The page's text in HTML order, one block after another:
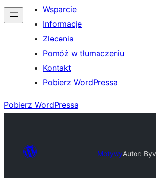
Wsparcie
Informacje
Zlecenia
Pomóż w tłumaczeniu
Kontakt
Pobierz WordPressa
Pobierz WordPressa
MotywyAutor: